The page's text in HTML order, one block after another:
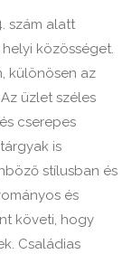
szám alatt
közösséget.
különösen az
üzlet széles
cserepes
is
stílusban és
és
követi, hogy
Családias